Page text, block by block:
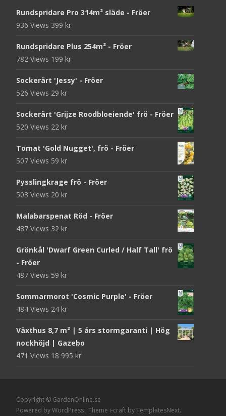
Rundspridare Pro 314m² släde - Fröer
936 Views 399 kr
Rundspridare Plus 254m² - Fröer
782 Views 199 kr
Sockerärt 'Jessy' - Fröer
526 Views 29 kr
Sockerärt 'Grijze Roodbloeiende' frö - Fröer
520 Views 22 kr
Tomat 'Gold Nugget', frö - Fröer
507 Views 59 kr
Pysslingkrage frö - Fröer
503 Views 20 kr
Malabarspenat Röd - Fröer
487 Views 32 kr
Grönkål 'Dwarf Green Curled / Half Tall' frö
- Fröer
487 Views 59 kr
Sommarmorot 'Cosmic Purple' - Fröer
484 Views 24 kr
Växthus 8,7 m² | 5 års stormgaranti | Hög
nockhöjd | Gazebo
471 Views 18 995 kr
Copyright © GardenOnline.se
Powered by WordPress , Theme i-craft by TemplatesNext.